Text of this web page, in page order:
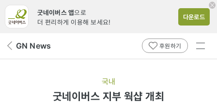
굿네이버스 앱으로
더 편리하게 이용해 보세요!
다운로드
뒤 GN News 후원하기
전체
국내
굿네이버스 지부 웍샵 개최